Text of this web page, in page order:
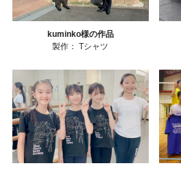
kuminko様の作品
製作： Tシャツ